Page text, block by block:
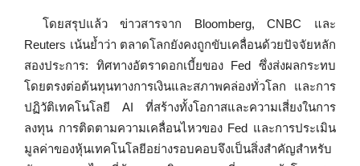
โดยสรุปแล้ว ข่าวสารจาก Bloomberg, CNBC และ
Reuters เน้นย้ำว่า ตลาดโลกยังคงถูกขับเคลื่อนด้วยปัจจัยหลัก
สองประการ: ทิศทางอัตราดอกเบี้ยของ Fed ซึ่งส่งผลกระทบ
โดยตรงต่อต้นทุนทางการเงินและสภาพคล่องทั่วโลก และการ
ปฏิวัติเทคโนโลยี AI ที่สร้างทั้งโอกาสและความเสี่ยงในการ
ลงทุน การติดตามความเคลื่อนไหวของ Fed และการประเมิน
มูลค่าของหุ้นเทคโนโลยีอย่างรอบคอบจึงเป็นสิ่งสำคัญสำหรับ